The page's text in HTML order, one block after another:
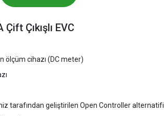
Çıkışlı EVC
ölçüm cihazı (DC meter)
tarafından geliştirilen Open Controller alternatifi